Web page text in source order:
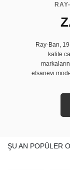
Ray-Ban,
kalite
efsanevi
ŞU AN POPÜLER